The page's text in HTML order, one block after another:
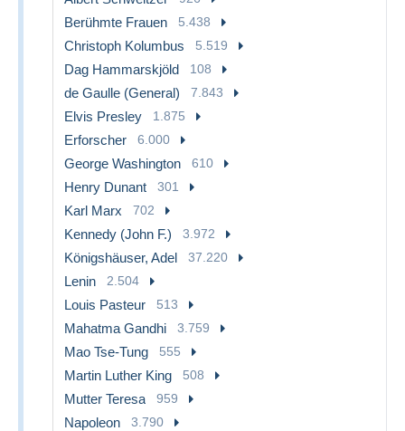
Berühmte Frauen 5.438
Christoph Kolumbus 5.519
Dag Hammarskjöld 108
de Gaulle (General) 7.843
Elvis Presley 1.875
Erforscher 6.000
George Washington 610
Henry Dunant 301
Karl Marx 702
Kennedy (John F.) 3.972
Königshäuser, Adel 37.220
Lenin 2.504
Louis Pasteur 513
Mahatma Gandhi 3.759
Mao Tse-Tung 555
Martin Luther King 508
Mutter Teresa 959
Napoleon 3.790